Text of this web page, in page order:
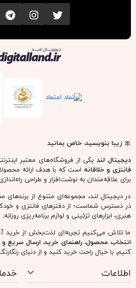
تویتر اینستاگرام
🎀زیبا بنویسید، خاص بمانید
دیجیتال لند یکی از فروشگاه‌های معتبر
فانتزی و خلاقانه است که با هدف ارائه
برای علاقه‌مندان به نوشت‌افزار و طراحی
در دیجیتال لند، مجموعه‌ای متنوع از
در دسترس شماست؛ از دفترهای فانتزی و
هنری، ابزارهای تزئینی و لوازم برنامه‌ریزی روزانه.
ما تلاش می‌کنیم تجربه‌ای لذت‌بخش از خرید
انتخاب محصول، راهنمای خرید، ارسال سریع و
کنیم. با خیال راحت خرید کنید و از دنیای
اطلاعات